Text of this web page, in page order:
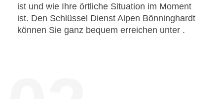
ist und wie Ihre örtliche Situation im Moment
ist. Den Schlüssel Dienst Alpen Bönninghardt
können Sie ganz bequem erreichen unter .